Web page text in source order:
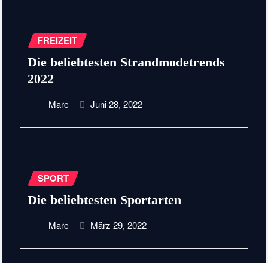
FREIZEIT
Die beliebtesten Strandmodetrends
2022
Marc Juni 28, 2022
SPORT
Die beliebtesten Sportarten
Marc März 29, 2022